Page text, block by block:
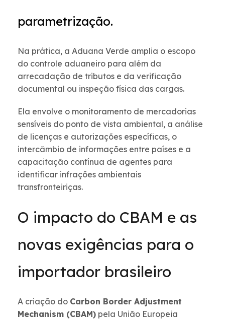
parametrização.
Na prática, a Aduana Verde amplia o escopo
do controle aduaneiro para além da
arrecadação de tributos e da verificação
documental ou inspeção física das cargas.
Ela envolve o monitoramento de mercadorias
sensíveis do ponto de vista ambiental, a análise
de licenças e autorizações específicas, o
intercâmbio de informações entre países e a
capacitação contínua de agentes para
identificar infrações ambientais
transfronteiriças.
O impacto do CBAM e as
novas exigências para o
importador brasileiro
A criação do Carbon Border Adjustment
Mechanism (CBAM) pela União Europeia